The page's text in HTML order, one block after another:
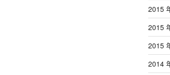
2015
2015
2015
2014